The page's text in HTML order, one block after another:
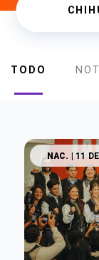
TODO
NAC. | 11